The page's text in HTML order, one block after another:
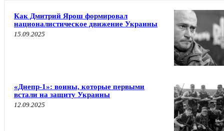
Как Дмитрий Ярош формировал
националистическое движение Украины
15.09.2025
«Днепр-1»: воины, которые первыми
встали на защиту Украины
12.09.2025